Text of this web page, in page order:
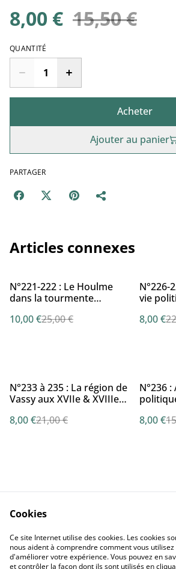
8,00 € 15,50 €
QUANTITÉ
Acheter
Ajouter au panier
PARTAGER
Articles connexes
%
N°221-222 : Le Houlme
dans la tourmente
religieuse des trente-deux
10,00 €25,00 €
%
N°226-
vie
8,00 €
%
N°233 à 235 : La région de
Vassy aux XVIIe & XVIIIe
apprennent les registres
8,00 €21,00 €
%
N°236
8,00 €
Nous Contacter
Confidentialité
Cookies
Ce site Internet utilise des cookies. Les cookies
nous aident à comprendre comment vous
d'améliorer votre expérience. Vous pouvez en
et contrôler la façon dont ils sont utilisés en